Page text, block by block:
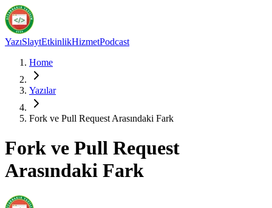
YazıSlaytEtkinlikHizmetPodcast
Home
Yazılar
Fork ve Pull Request Arasındaki Fark
Fork ve Pull Request
Arasındaki Fark